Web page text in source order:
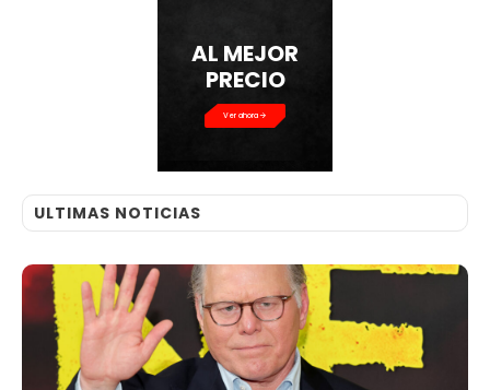
AL MEJOR
PRECIO
Ver ahora
ULTIMAS NOTICIAS